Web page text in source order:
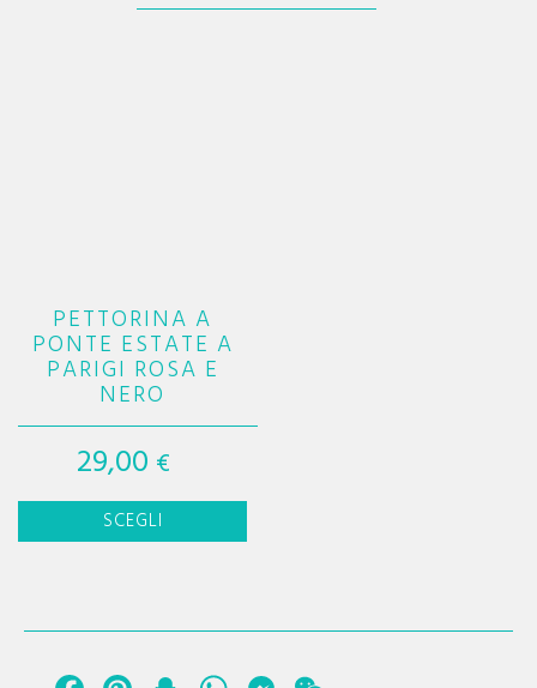
PETTORINA A
PONTE ESTATE A
PARIGI ROSA E
NERO
29,00 €
SCEGLI
prodotto
più